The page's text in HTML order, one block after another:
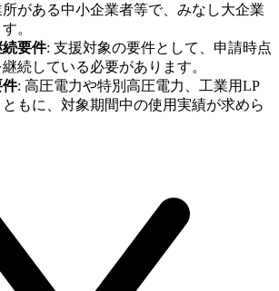
がある中小企業者等で、みなし大企業
。
要件: 支援対象の要件として、申請時点
続している必要があります。
件: 高圧電力や特別高圧電力、工業用LP
もに、対象期間中の使用実績が求めら